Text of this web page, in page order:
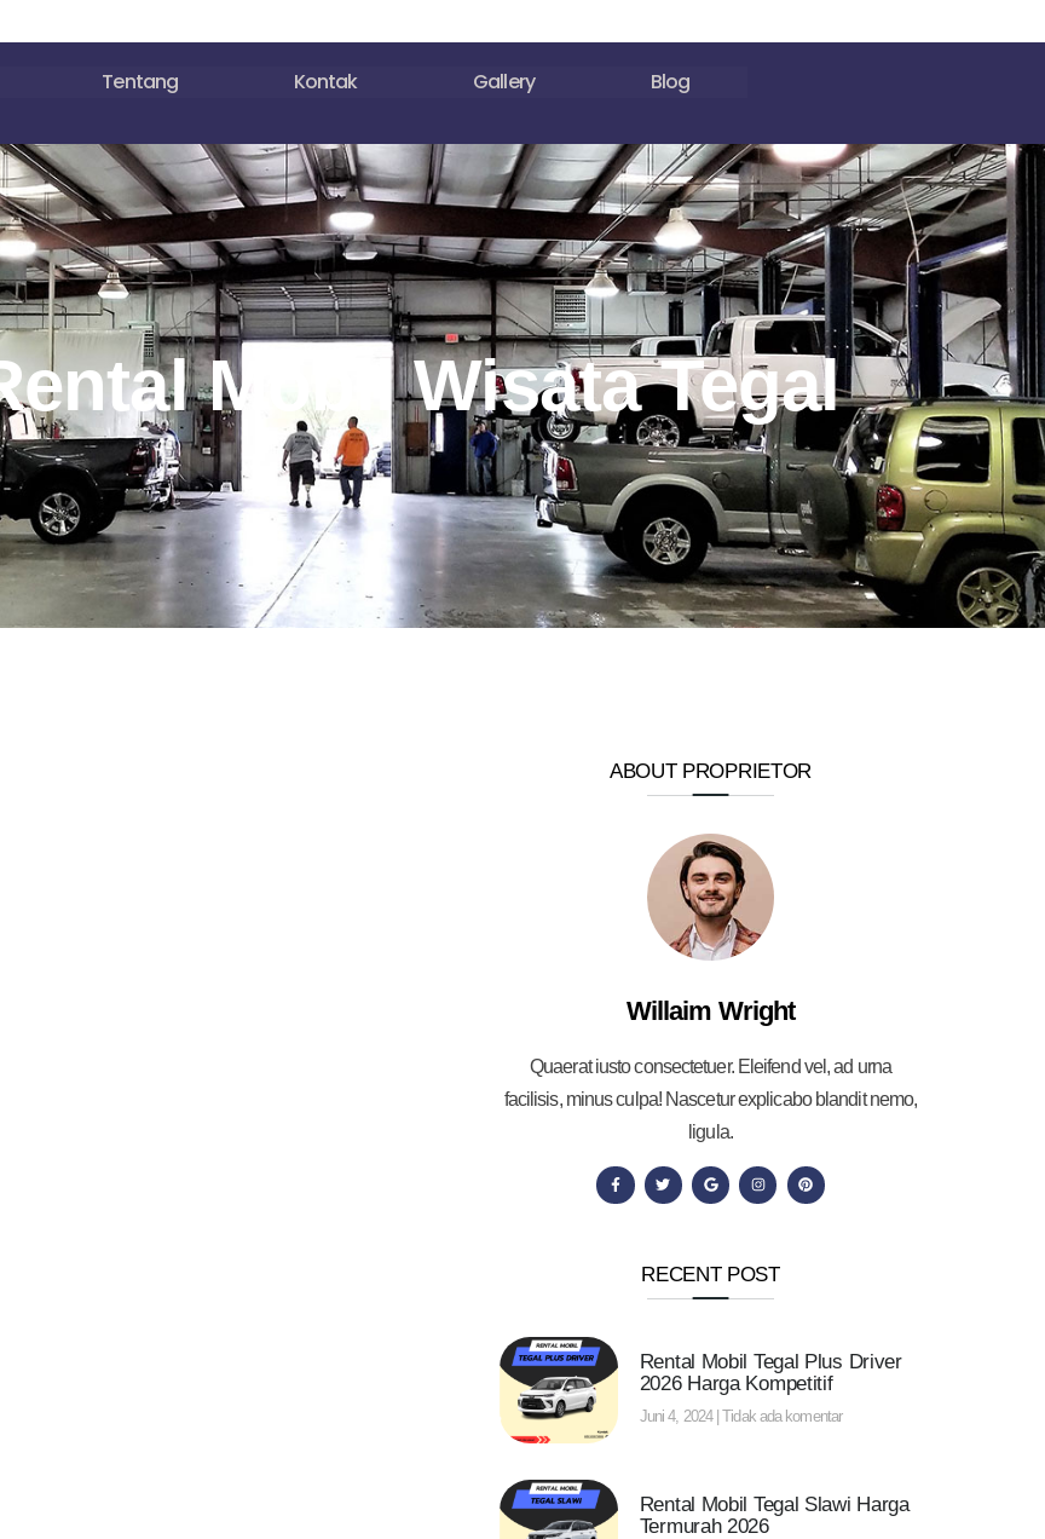
Tentang Kontak Gallery Blog
Mobil Wisata Tegal
ABOUT PROPRIETOR
Willaim Wright
Quaerat iusto consectetuer. Eleifend vel, ad urna
facilisis, minus culpa! Nascetur explicabo blandit nemo,
ligula.
RECENT POST
Rental Mobil Tegal Plus Driver
2026 Harga Kompetitif
Juni 4, 2024 Tidak ada komentar
Rental Mobil Tegal Slawi Harga
Termurah 2026